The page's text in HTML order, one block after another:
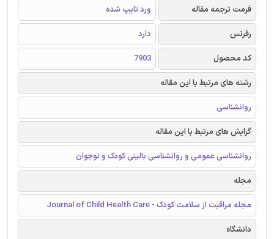
فرمت ترجمه مقاله
ورد تایپ شده
رفرنس
دارد
کد محصول
7903
رشته های مرتبط با این مقاله
روانشناسی
گرایش های مرتبط با این مقاله
روانشناسی عمومی و روانشناسی بالینی کودک و نوجوان
مجله
مجله مراقبت از سلامت کودک - Journal of Child Health Care
دانشگاه